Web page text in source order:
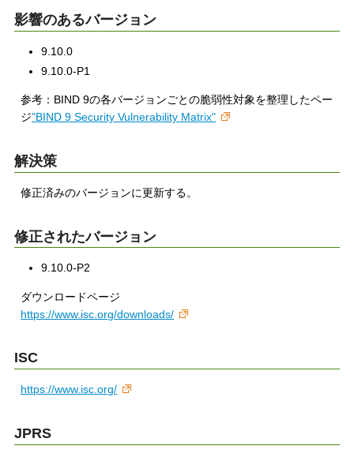
影響のあるバージョン
9.10.0
9.10.0-P1
参考：BIND 9の各バージョンごとの脆弱性対象を整理したペー
ジ"BIND 9 Security Vulnerability Matrix"
解決策
修正済みのバージョンに更新する。
修正されたバージョン
9.10.0-P2
ダウンロードページ
https://www.isc.org/downloads/
ISC
https://www.isc.org/
JPRS